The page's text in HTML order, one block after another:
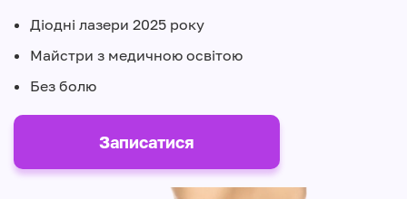
Діодні лазери 2025 року
Майстри з медичною освітою
Без болю
Записатися